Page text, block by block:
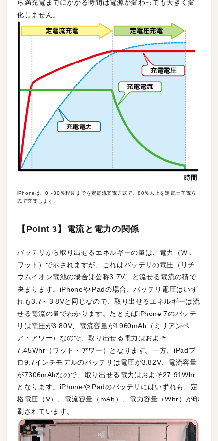
ら満充電までにかかる時間は電源が変わっても大きく変
化しません。
iPhoneは、0～80％程度までを定電流充電方式で、80％以上を定電圧充電方
式で充電します。
【Point 3】電流と電力の関係
バッテリから取り出せるエネルギーの量は、電力（W：
ワット）で示されますが、これはバッテリの電圧（リチ
ウムイオン電池の場合は公称3.7V）と流せる電流の積で
決まります。iPhoneやiPadの場合、バッテリ電圧はいず
れも3.7～3.8Vと同じなので、取り出せるエネルギーは流
せる電流の量でわかります。たとえばiPhone 7のバッテ
リは電圧が3.80V、電流容量が1960mAh（ミリアンペ
ア・アワー）なので、取り出せる電力はおよそ
7.45Whr（ワット・アワー）となります。一方、iPadプ
ロ9.7インチモデルのバッテリは電圧が3.82V、電流容量
が7306mAhなので、取り出せる電力はおよそ27.91Whr
となります。iPhoneやiPadのバッテリにはいずれも、定
格電圧（V）、電流容量（mAh）、電力容量（Whr）が印
刷されています。